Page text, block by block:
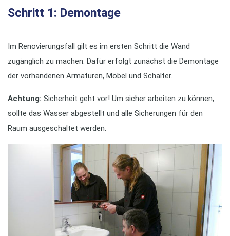
Schritt 1: Demontage
Im Renovierungsfall gilt es im ersten Schritt die Wand
zugänglich zu machen. Dafür erfolgt zunächst die Demontage
der vorhandenen Armaturen, Möbel und Schalter.
Achtung: Sicherheit geht vor! Um sicher arbeiten zu können,
sollte das Wasser abgestellt und alle Sicherungen für den
Raum ausgeschaltet werden.